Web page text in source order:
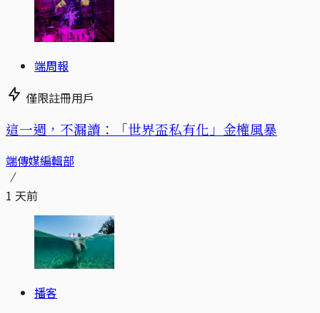
端周報
僅限註冊用戶
這一週，不漏讀：「世界盃私有化」金權風暴
端傳媒編輯部
1 天前
播客